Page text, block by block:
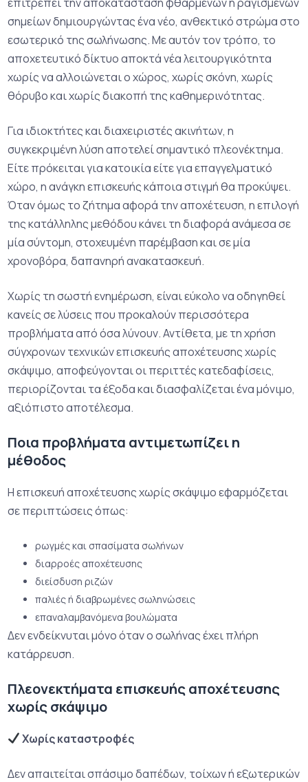
σημείων δημιουργώντας ένα νέο, ανθεκτικό στρώμα στο
εσωτερικό της σωλήνωσης. Με αυτόν τον τρόπο, το
αποχετευτικό δίκτυο αποκτά νέα λειτουργικότητα
χωρίς να αλλοιώνεται ο χώρος, χωρίς σκόνη, χωρίς
θόρυβο και χωρίς διακοπή της καθημερινότητας.
Για ιδιοκτήτες και διαχειριστές ακινήτων, η
συγκεκριμένη λύση αποτελεί σημαντικό πλεονέκτημα.
Είτε πρόκειται για κατοικία είτε για επαγγελματικό
χώρο, η ανάγκη επισκευής κάποια στιγμή θα προκύψει.
Όταν όμως το ζήτημα αφορά την αποχέτευση, η επιλογή
της κατάλληλης μεθόδου κάνει τη διαφορά ανάμεσα σε
μία σύντομη, στοχευμένη παρέμβαση και σε μία
χρονοβόρα, δαπανηρή ανακατασκευή.
Χωρίς τη σωστή ενημέρωση, είναι εύκολο να οδηγηθεί
κανείς σε λύσεις που προκαλούν περισσότερα
προβλήματα από όσα λύνουν. Αντίθετα, με τη χρήση
σύγχρονων τεχνικών επισκευής αποχέτευσης χωρίς
σκάψιμο, αποφεύγονται οι περιττές κατεδαφίσεις,
περιορίζονται τα έξοδα και διασφαλίζεται ένα μόνιμο,
αξιόπιστο αποτέλεσμα.
Ποια προβλήματα αντιμετωπίζει η
μέθοδος
Η επισκευή αποχέτευσης χωρίς σκάψιμο εφαρμόζεται
σε περιπτώσεις όπως:
ρωγμές και σπασίματα σωλήνων
διαρροές αποχέτευσης
διείσδυση ριζών
παλιές ή διαβρωμένες σωληνώσεις
επαναλαμβανόμενα βουλώματα
Δεν ενδείκνυται μόνο όταν ο σωλήνας έχει πλήρη
κατάρρευση.
Πλεονεκτήματα επισκευής αποχέτευσης
χωρίς σκάψιμο
Χωρίς καταστροφές
Δεν απαιτείται σπάσιμο δαπέδων, τοίχων ή εξωτερικών